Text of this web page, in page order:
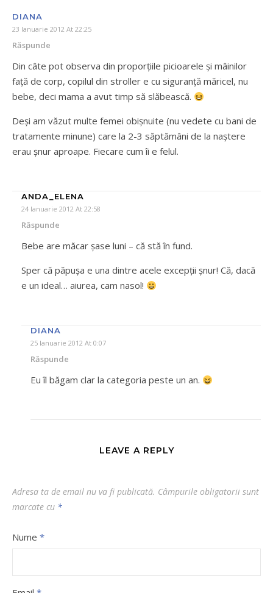
DIANA
23 Ianuarie 2012 At 22:25
Răspunde
Din câte pot observa din proporțiile picioarele și mâinilor
față de corp, copilul din stroller e cu siguranță măricel, nu
bebe, deci mama a avut timp să slăbească.
Deși am văzut multe femei obișnuite (nu vedete cu bani de
tratamente minune) care la 2-3 săptămâni de la naștere
erau șnur aproape. Fiecare cum îi e felul.
ANDA_ELENA
24 Ianuarie 2012 At 22:58
Răspunde
Bebe are măcar şase luni – că stă în fund.
Sper că păpuşa e una dintre acele excepţii şnur! Că, dacă
e un ideal… aiurea, cam nasol!
DIANA
25 Ianuarie 2012 At 0:07
Răspunde
Eu îl băgam clar la categoria peste un an.
LEAVE A REPLY
Adresa ta de email nu va fi publicată. Câmpurile obligatorii sunt
marcate cu *
Nume *